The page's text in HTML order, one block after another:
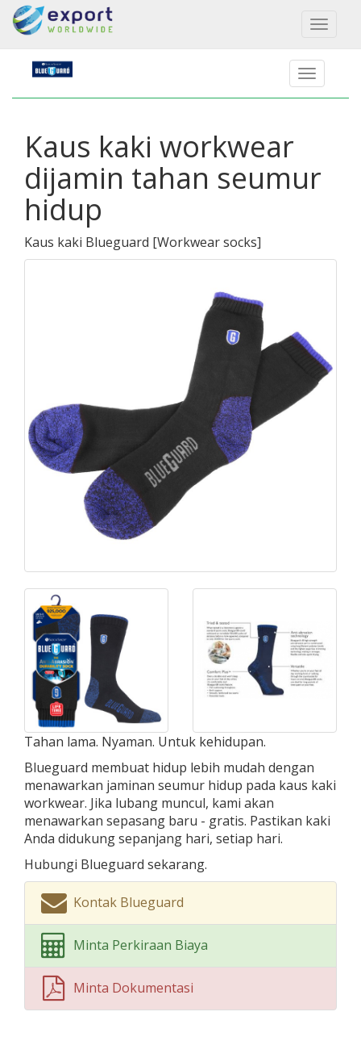
Toggle
Kaus kaki workwear
dijamin tahan seumur
hidup
Kaus kaki Blueguard [Workwear socks]
Tahan lama. Nyaman. Untuk kehidupan.
Blueguard membuat hidup lebih mudah dengan
menawarkan jaminan seumur hidup pada kaus kaki
workwear. Jika lubang muncul, kami akan
menawarkan sepasang baru - gratis. Pastikan kaki
Anda didukung sepanjang hari, setiap hari.
Hubungi Blueguard sekarang.
Kontak Blueguard
Minta Perkiraan Biaya
Minta Dokumentasi